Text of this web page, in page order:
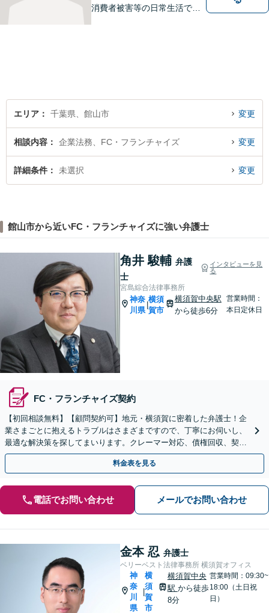
消費者被害等の日常生活で生
エリア 千葉県、館山市 変更
相談内容 企業法務、FC・フランチャイズ 変更
詳細条件 未選択 変更
館山市から近いFC・フランチャイズに強い弁護士
角井 駿輔 弁護
士
インタビューを見
る
宮島綜合法律事務所
神奈
川県
横須
賀市
横須賀中央駅
から徒歩6分
営業時間：
本日定休日
FC・フランチャイズ契約
【初回相談無料】【顧問契約可】地元・横須賀に密着した弁護士！企
業さまごとに抱えるトラブルはさまざまですので、丁寧にお伺いし、
最適な解決策を探してまいります。クレーマー対応、債権回収、契約
書の作成、労働・従業員トラブルなど【横須賀中央駅6分】
料金表を見る
電話でお問い合わせ メールでお問い合わせ
金本 忍 弁護士
ベリーベスト法律事務所 横須賀オフィス
神
奈
川
県
横
須
賀
市
横須賀中央
駅 から徒歩
8分
営業時間：09:30~
18:00（土日祝
日）